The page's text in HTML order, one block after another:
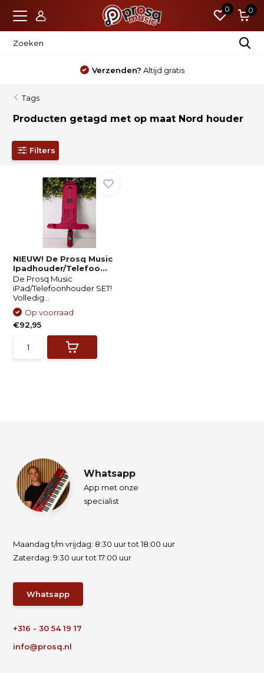
0 0
Verzenden? Altijd gratis
Tags
Producten getagd met op maat Nord houder
Filters
NIEUW! De Prosq Music
Ipadhouder/Telefoo...
De Prosq Music
iPad/Telefoonhouder SET!
Volledig...
Op voorraad
€92,95
Whatsapp
App met onze
specialist
Maandag t/m vrijdag: 8:30 uur tot 18:00 uur
Zaterdag: 9:30 uur tot 17:00 uur
Whatsapp
+316 - 30 54 19 17
info@prosq.nl